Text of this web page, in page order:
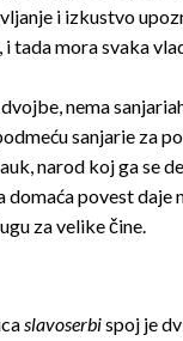
i izkustvo
i tada mora svaka
nema
sanjarie za
narod koj ga se
domaća povest daje
za velike čine.
slavoserbispoj je